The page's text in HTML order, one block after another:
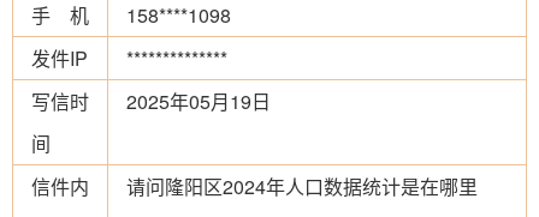
手 机
158****1098
发件IP
**************
写信时
间
2025年05月19日
信件内
请问隆阳区2024年人口数据统计是在哪里